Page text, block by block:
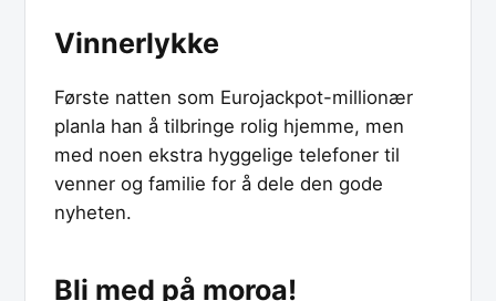
Vinnerlykke
Første natten som Eurojackpot-millionær
planla han å tilbringe rolig hjemme, men
med noen ekstra hyggelige telefoner til
venner og familie for å dele den gode
nyheten.
Bli med på moroa!